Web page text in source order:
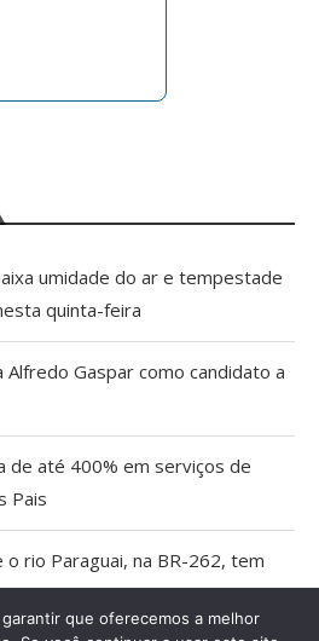
umidade do ar e tempestade
quinta-feira
Alfredo Gaspar como candidato a
de até 400% em serviços de
Pais
rio Paraguai, na BR-262, tem
que oferecemos a melhor